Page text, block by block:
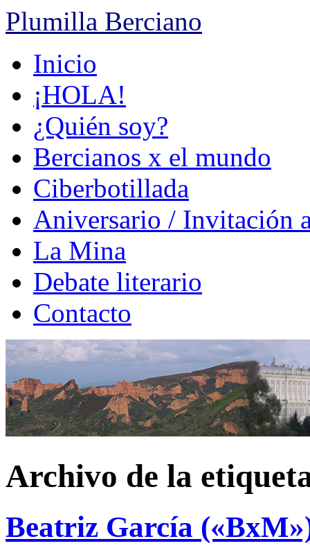
Plumilla Berciano
contenidoInicio
¡HOLA!
¿Quién soy?
Bercianos x el mundo
Ciberbotillada
Aniversario / Invitación
La Mina
Debate literario
Contacto
Archivo de la
Beatriz García